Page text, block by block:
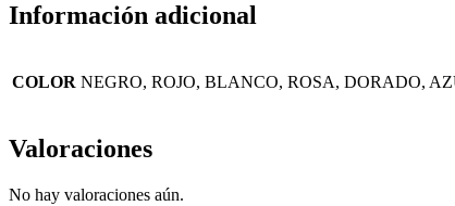
Información adicional
COLOR NEGRO, ROJO, BLANCO, ROSA, DORADO,
Valoraciones
No hay valoraciones aún.